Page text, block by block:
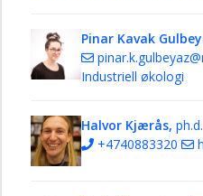
Pinar Kavak
Industriell økologi
Halvor Kjærås,
+4740883320